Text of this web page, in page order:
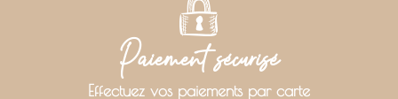
Paiement sécurisé
Effectuez vos paiements par carte